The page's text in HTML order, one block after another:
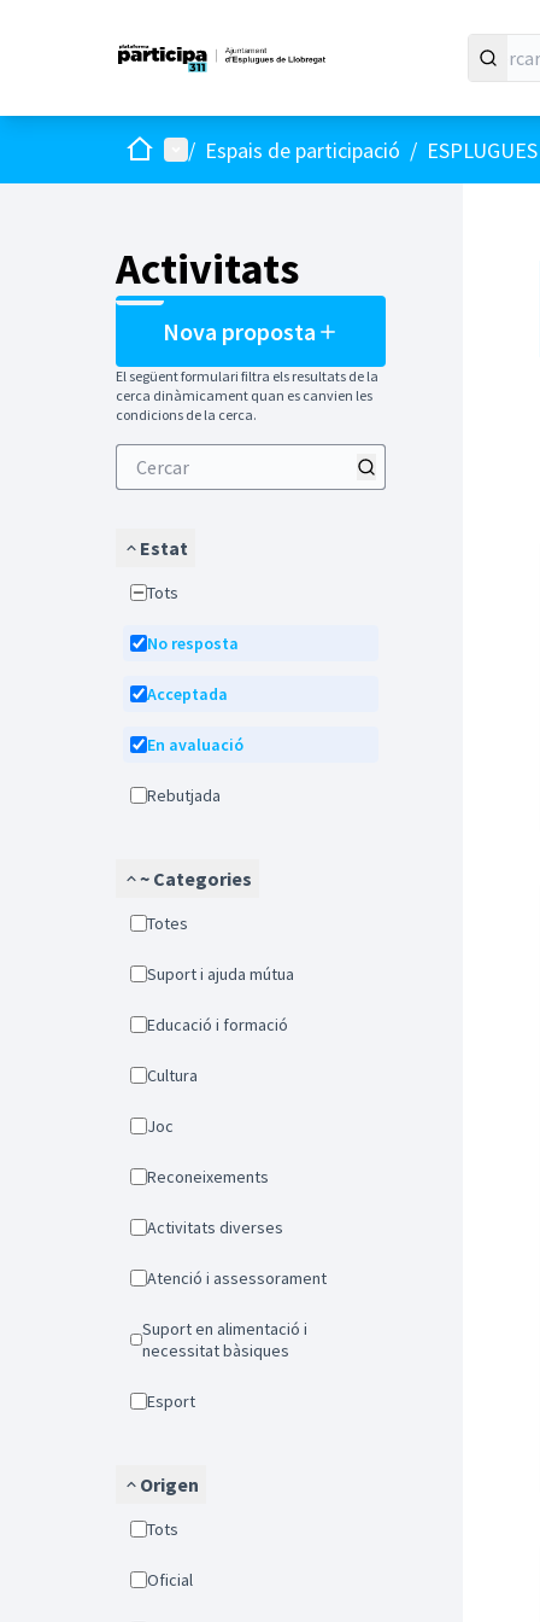
Inici Menú principal
/ Espais de participació /
Activitats
Nova proposta
El següent formulari filtra els resultats de la
cerca dinàmicament quan es canvien les
condicions de la cerca.
Estat
Tots
No resposta
Acceptada
En avaluació
Rebutjada
~ Categories
Totes
Suport i ajuda mútua
Educació i formació
Cultura
Joc
Reconeixements
Activitats diverses
Atenció i assessorament
Suport en alimentació i
necessitat bàsiques
Esport
Origen
Tots
Oficial